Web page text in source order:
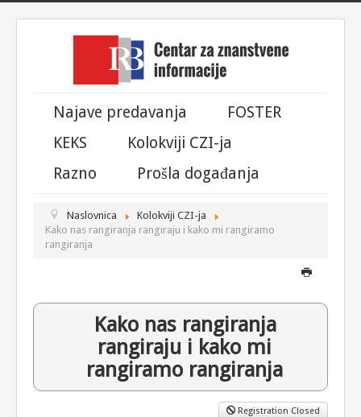
Najave predavanja
FOSTER
KEKS
Kolokviji CZI-ja
Razno
Prošla događanja
Naslovnica
Kolokviji CZI-ja
Kako nas rangiranja rangiraju i kako mi rangiramo
rangiranja
Kako nas rangiranja
rangiraju i kako mi
rangiramo rangiranja
Registration Closed